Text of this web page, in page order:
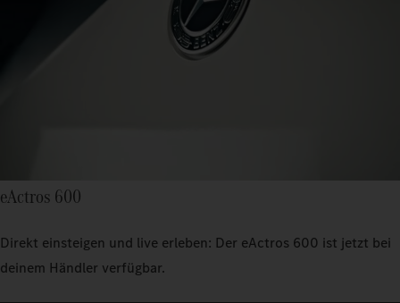
eActros 600
Direkt einsteigen und live erleben: Der eActros 600 ist jetzt bei
deinem Händler verfügbar.